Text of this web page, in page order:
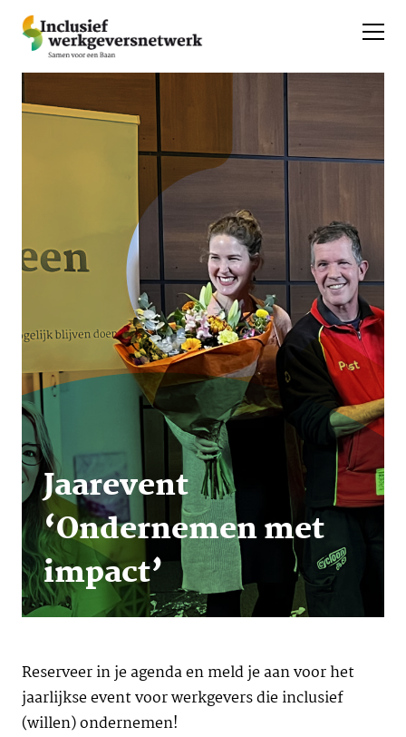
Jaarevent
‘Ondernemen met
impact’
Reserveer in je agenda en meld je aan voor het
jaarlijkse event voor werkgevers die inclusief
(willen) ondernemen!